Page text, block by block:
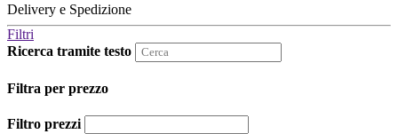
Delivery e Spedizione
Filtri
Ricerca tramite testo
Filtra per prezzo
Filtro prezzi